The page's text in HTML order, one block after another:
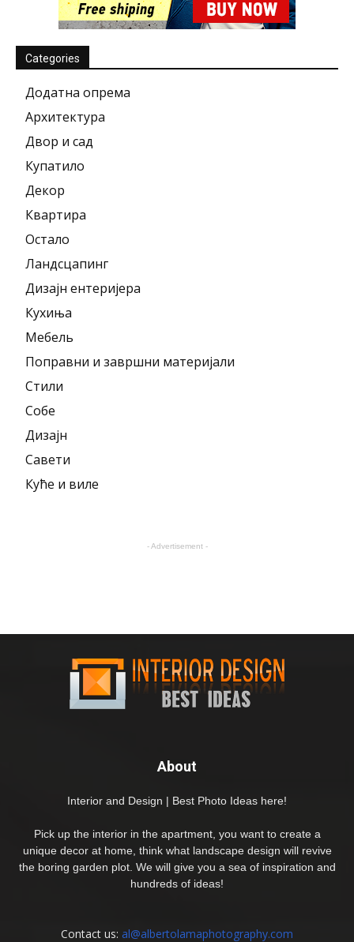
Categories
Додатна опрема
Архитектура
Двор и сад
Купатило
Декор
Квартира
Остало
Ландсцапинг
Дизајн ентеријера
Кухиња
Мебель
Поправни и завршни материјали
Стили
Собе
Дизајн
Савети
Куће и виле
- Advertisement -
About
Interior and Design | Best Photo Ideas here!
Pick up the interior in the apartment, you want to create a
unique decor at home, think what landscape design will revive
the boring garden plot. We will give you a sea of inspiration and
hundreds of ideas!
Contact us: al@albertolamaphotography.com